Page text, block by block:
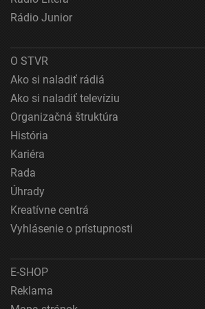
Vývoj a zlepšovanie služieb
Používanie presných údajov o geografickej
polohe
Identifikácia zariadení na základe aktívne
vyžiadaných informácií
Účely spracovania, ktoré nie sú v kompetencii IAB:
Nevyhnutné
Výkonostné
Funkčné
Rádio Junior
O STVR
Ako si naladiť rádiá
Ako si naladiť televíziu
Organizačná štruktúra
História
Kariéra
Rada
Úhrady
Kreatívne centrá
Vyhlásenie o prístupnosti
E-SHOP
Reklama